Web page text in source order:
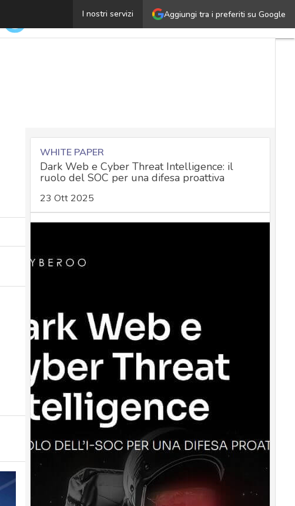
Aggiungi tra i preferiti su Google
I nostri servizi
CYBEROO: “Sicurezza informatica, fondamentale
WHITE PAPER
Dark Web e Cyber Threat Intelligence: il
ruolo del SOC per una difesa proattiva
23 Ott 2025